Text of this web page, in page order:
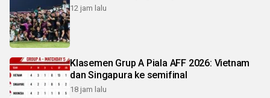
12 jam lalu
Klasemen Grup A Piala AFF 2026: Vietnam
dan Singapura ke semifinal
18 jam lalu